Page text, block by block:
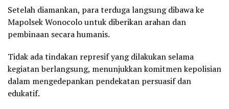
Setelah diamankan, para terduga langsung dibawa ke
Mapolsek Wonocolo untuk diberikan arahan dan
pembinaan secara humanis.
Tidak ada tindakan represif yang dilakukan selama
kegiatan berlangsung, menunjukkan komitmen kepolisian
dalam mengedepankan pendekatan persuasif dan
edukatif.